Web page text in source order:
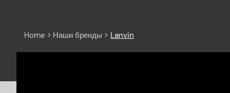
Home > Наши бренды > Lanvin